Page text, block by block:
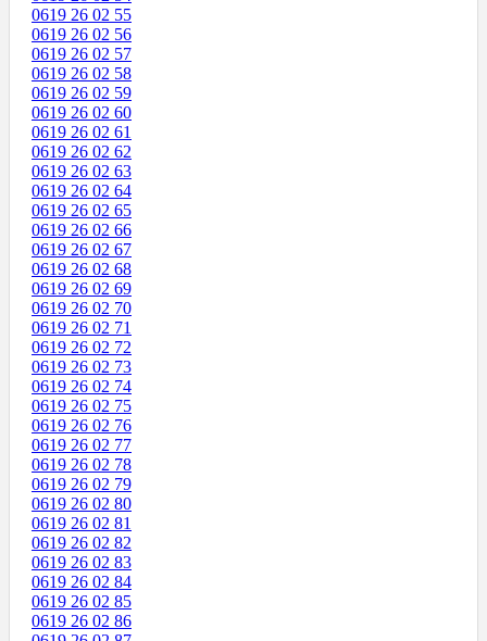
0619 26 02 55
0619 26 02 56
0619 26 02 57
0619 26 02 58
0619 26 02 59
0619 26 02 60
0619 26 02 61
0619 26 02 62
0619 26 02 63
0619 26 02 64
0619 26 02 65
0619 26 02 66
0619 26 02 67
0619 26 02 68
0619 26 02 69
0619 26 02 70
0619 26 02 71
0619 26 02 72
0619 26 02 73
0619 26 02 74
0619 26 02 75
0619 26 02 76
0619 26 02 77
0619 26 02 78
0619 26 02 79
0619 26 02 80
0619 26 02 81
0619 26 02 82
0619 26 02 83
0619 26 02 84
0619 26 02 85
0619 26 02 86